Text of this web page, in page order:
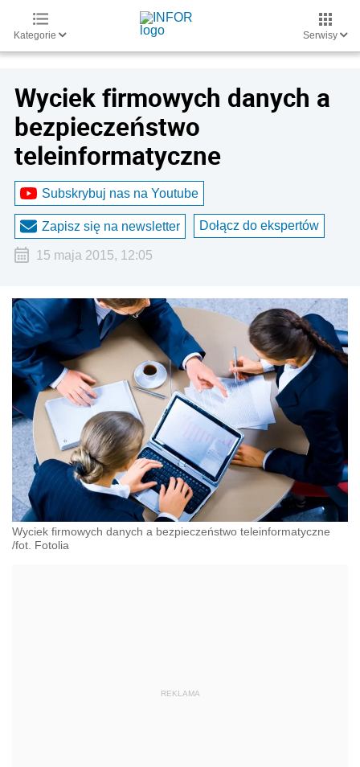
Kategorie Serwisy
Wyciek firmowych danych a
bezpieczeństwo
teleinformatyczne
Subskrybuj nas na Youtube
Zapisz się na newsletter Dołącz do ekspertów
15 maja 2015, 12:05
Wyciek firmowych danych a bezpieczeństwo teleinformatyczne
/fot. Fotolia